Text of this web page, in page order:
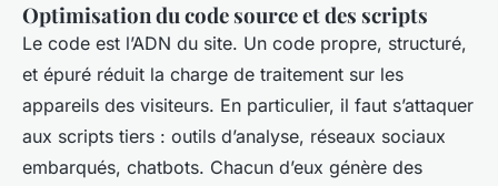
Optimisation du code source et des scripts
Le code est l’ADN du site. Un code propre, structuré,
et épuré réduit la charge de traitement sur les
appareils des visiteurs. En particulier, il faut s’attaquer
aux scripts tiers : outils d’analyse, réseaux sociaux
embarqués, chatbots. Chacun d’eux génère des